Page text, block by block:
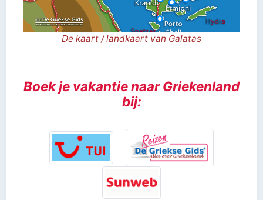
De kaart / landkaart van Galatas
Boek je vakantie naar Griekenland
bij: